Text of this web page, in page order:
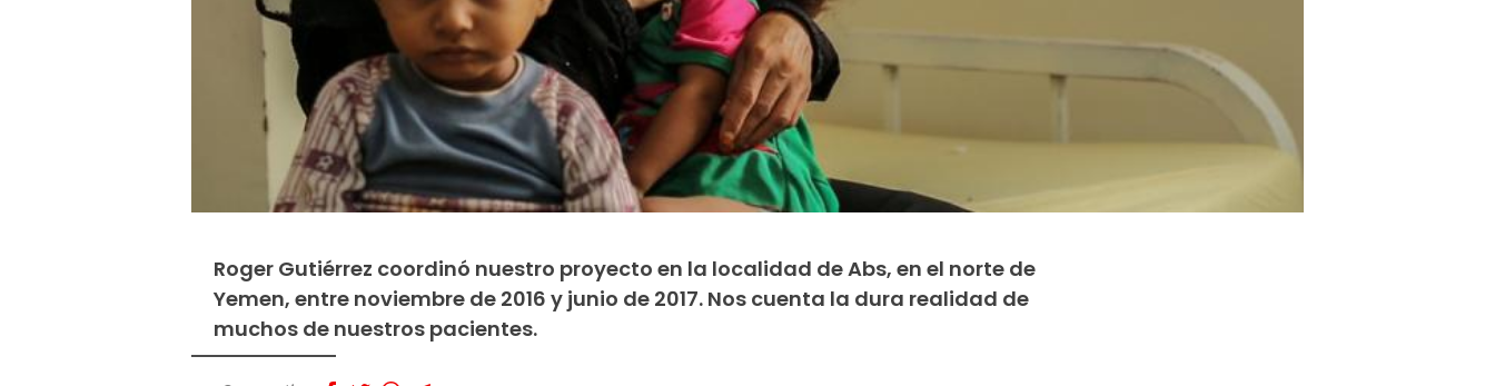
Roger Gutiérrez coordinó nuestro proyecto en la localidad de Abs, en el norte de
Yemen, entre noviembre de 2016 y junio de 2017. Nos cuenta la dura realidad de
muchos de nuestros pacientes.